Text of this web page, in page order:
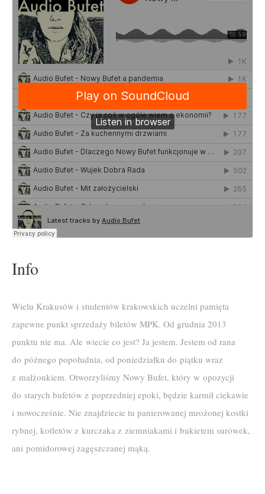
Info
Wielu Krakusów i studentów krakowskich uczelni pamięta
zapewne punkt sprzedaży biletów MPK. Od grudnia 2013
punktu nie ma. Ale wiecie co jest? Ja jestem. Jestem od rana
do późnego popołudnia, od poniedziałku do piątku wraz
z małżonkiem. Otworzyliśmy Nowy Bufet, który w opozycji
do starych bufetów z poprzedniej epoki, będzie karmił ciekawie
i nowocześnie. Nie znajdziecie tu panierowanej mrożonej kostki
rybnej, kotletów z kurczaka z ziemniakami i bukietem surówek,
ani pomidorowej zagęszczanej mąką.